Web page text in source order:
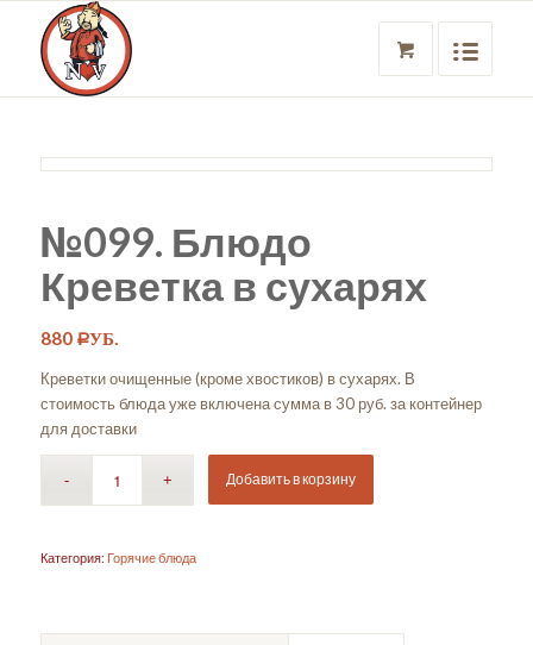
№099. Блюдо
Креветка в сухарях
880 РУБ.
Креветки очищенные (кроме хвостиков) в сухарях. В
стоимость блюда уже включена сумма в 30 руб. за контейнер
для доставки
Добавить в корзину
Категория: Горячие блюда